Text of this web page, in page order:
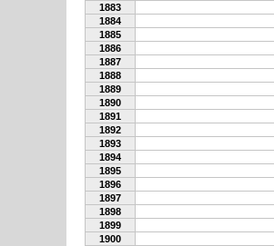
1883
1884
1885
1886
1887
1888
1889
1890
1891
1892
1893
1894
1895
1896
1897
1898
1899
1900